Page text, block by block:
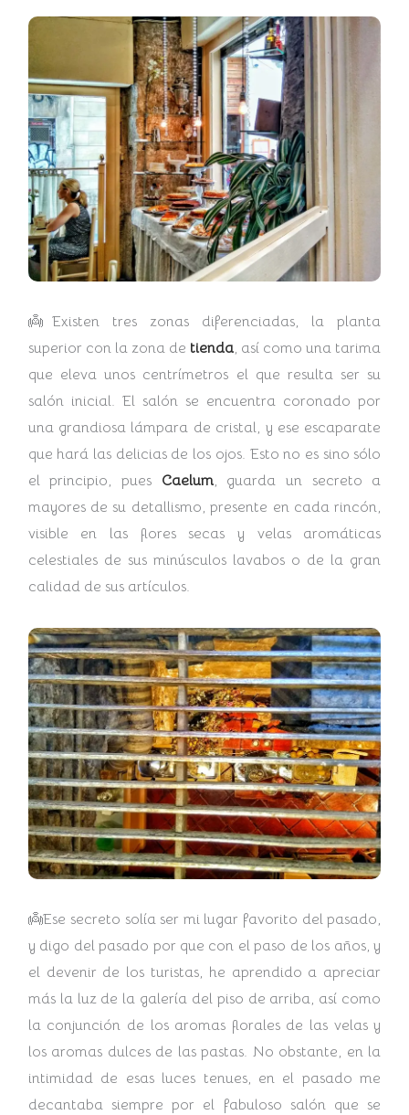
👼Existen tres zonas diferenciadas, la planta
superior con la zona de tienda, así como una tarima
que eleva unos centrímetros el que resulta ser su
salón inicial. El salón se encuentra coronado por
una grandiosa lámpara de cristal, y ese escaparate
que hará las delicias de los ojos. Esto no es sino sólo
el principio, pues Caelum, guarda un secreto a
mayores de su detallismo, presente en cada rincón,
visible en las flores secas y velas aromáticas
celestiales de sus minúsculos lavabos o de la gran
calidad de sus artículos.
👼Ese secreto solía ser mi lugar favorito del pasado,
y digo del pasado por que con el paso de los años, y
el devenir de los turistas, he aprendido a apreciar
más la luz de la galería del piso de arriba, así como
la conjunción de los aromas florales de las velas y
los aromas dulces de las pastas. No obstante, en la
intimidad de esas luces tenues, en el pasado me
decantaba siempre por el fabuloso salón que se